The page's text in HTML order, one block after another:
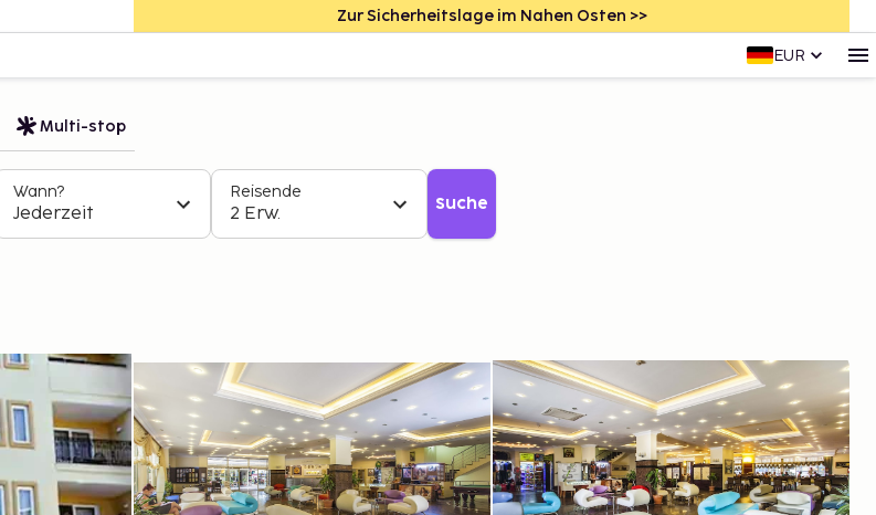
Zur Sicherheitslage im Nahen Osten >>
EUR
Multi-stop
Wann?
Jederzeit
Reisende
2 Erw. Suche